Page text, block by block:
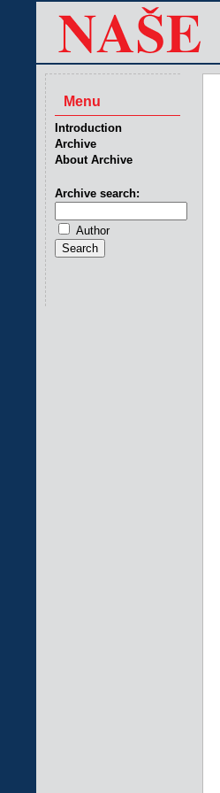
Menu
Introduction
Archive
About Archive
Archive search:
Author